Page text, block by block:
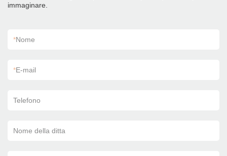
immaginare.
*Nome
*E-mail
Telefono
Nome della ditta